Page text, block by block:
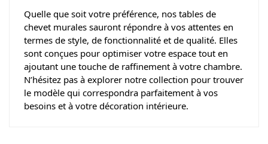
Quelle que soit votre préférence, nos tables de
chevet murales sauront répondre à vos attentes en
termes de style, de fonctionnalité et de qualité. Elles
sont conçues pour optimiser votre espace tout en
ajoutant une touche de raffinement à votre chambre.
N’hésitez pas à explorer notre collection pour trouver
le modèle qui correspondra parfaitement à vos
besoins et à votre décoration intérieure.